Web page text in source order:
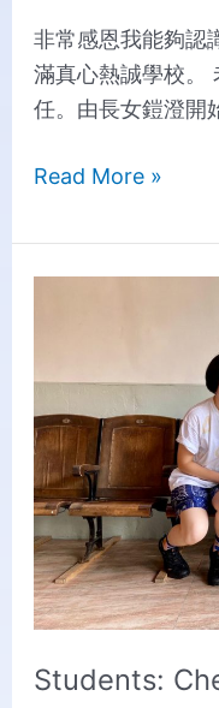
非常感恩我能夠認
滿真心熱誠學校。
任。由長女鎧澄開
Read More »
Students: